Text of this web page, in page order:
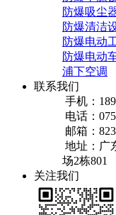
防爆吸尘
防爆清洁
防爆电动
防爆电动
浦下空调
联系我们
手机：
电话：
邮箱：
地址：广
场2栋801
关注我们